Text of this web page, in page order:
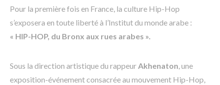
Pour la première fois en France, la culture Hip-Hop
s’exposera en toute liberté à l’Institut du monde arabe :
« HIP-HOP, du Bronx aux rues arabes ».
Sous la direction artistique du rappeurAkhenaton, une
exposition-événement consacrée au mouvement Hip-Hop,